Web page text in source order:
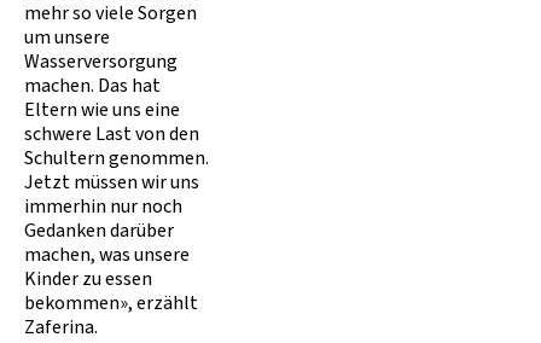
mehr so viele Sorgen
um unsere
Wasserversorgung
machen. Das hat
Eltern wie uns eine
schwere Last von den
Schultern genommen.
Jetzt müssen wir uns
immerhin nur noch
Gedanken darüber
machen, was unsere
Kinder zu essen
bekommen», erzählt
Zaferina.